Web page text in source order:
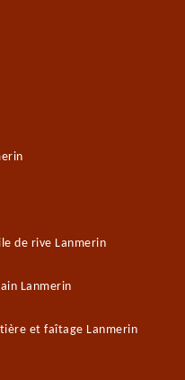
de rive Lanmerin
Lanmerin
et faîtage Lanmerin